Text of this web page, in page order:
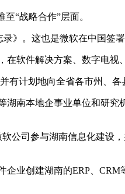
“战略合作”层面。
。这也是微软在中国签署
件解决方案、数字电视
计划地向全省各市州、各
本地企事业单位和研究
司参与湖南信息化建设
创建湖南的ERP、CRM